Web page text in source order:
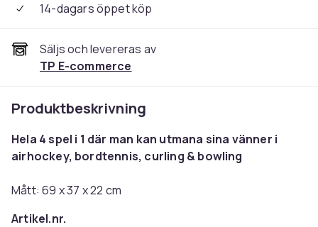
14-dagars öppet köp
Säljs och levereras av
TP E-commerce
Produktbeskrivning
Hela 4 spel i 1 där man kan utmana sina vänner i
airhockey, bordtennis, curling & bowling
Mått: 69 x 37 x 22 cm
Artikel.nr.